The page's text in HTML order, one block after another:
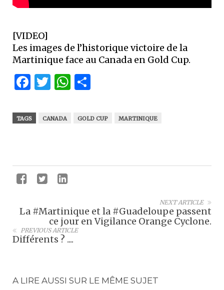
[VIDEO]
Les images de l’historique victoire de la
Martinique face au Canada en Gold Cup.
Facebook
Twitter
WhatsApp
TAGS CANADA GOLD CUP MARTINIQUE
NEXT ARTICLE
La #Martinique et la #Guadeloupe passent
ce jour en Vigilance Orange Cyclone.
PREVIOUS ARTICLE
Différents ? ....
A LIRE AUSSI SUR LE MÊME SUJET